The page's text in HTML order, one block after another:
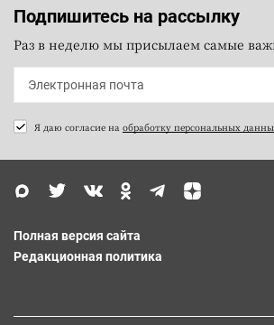
Подпишитесь на рассылку
Раз в неделю мы присылаем самые
Я даю согласие на обработку персональных
Полная версия сайта
Редакционная политика